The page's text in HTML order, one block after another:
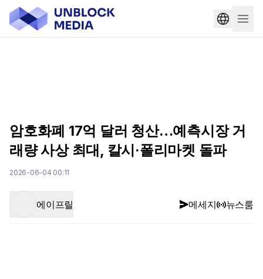
암호화폐 17억 달러 청산…예측시장 거
래량 사상 최대, 칼시·폴리마켓 돌파
2026-06-04 00:11
에이프릴 메세지 뉴스룸